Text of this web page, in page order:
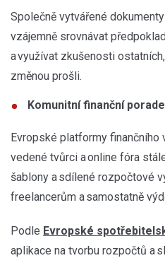
Společně vytvářené
vzájemně srovnávat
a využívat zkušenosti
změnou prošli.
Komunitní finanční
Evropské platformy finančního
vedené tvůrci a online fóra
šablony a sdílené rozpočtové
freelancerům a samostatně
Podle Evropské
aplikace na tvorbu rozpočtů a